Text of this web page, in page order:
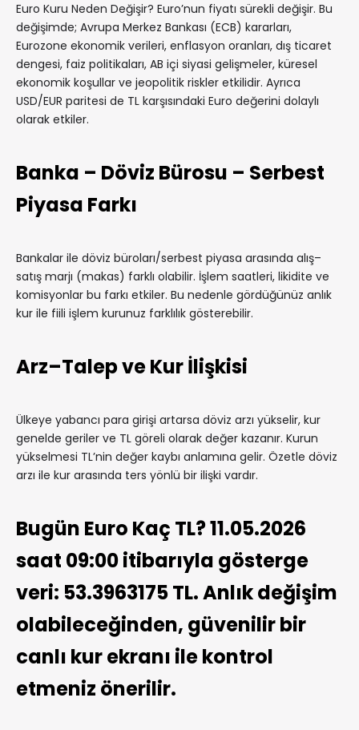
Euro Kuru Neden Değişir? Euro’nun fiyatı sürekli değişir. Bu
değişimde; Avrupa Merkez Bankası (ECB) kararları,
Eurozone ekonomik verileri, enflasyon oranları, dış ticaret
dengesi, faiz politikaları, AB içi siyasi gelişmeler, küresel
ekonomik koşullar ve jeopolitik riskler etkilidir. Ayrıca
USD/EUR paritesi de TL karşısındaki Euro değerini dolaylı
olarak etkiler.
Banka – Döviz Bürosu – Serbest
Piyasa Farkı
Bankalar ile döviz büroları/serbest piyasa arasında alış–
satış marjı (makas) farklı olabilir. İşlem saatleri, likidite ve
komisyonlar bu farkı etkiler. Bu nedenle gördüğünüz anlık
kur ile fiili işlem kurunuz farklılık gösterebilir.
Arz–Talep ve Kur İlişkisi
Ülkeye yabancı para girişi artarsa döviz arzı yükselir, kur
genelde geriler ve TL göreli olarak değer kazanır. Kurun
yükselmesi TL’nin değer kaybı anlamına gelir. Özetle döviz
arzı ile kur arasında ters yönlü bir ilişki vardır.
Bugün Euro Kaç TL? 11.05.2026
saat 09:00 itibarıyla gösterge
veri: 53.3963175 TL. Anlık değişim
olabileceğinden, güvenilir bir
canlı kur ekranı ile kontrol
etmeniz önerilir.